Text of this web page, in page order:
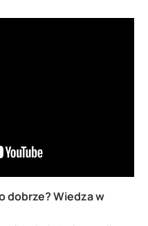
dobrze? Wiedza w